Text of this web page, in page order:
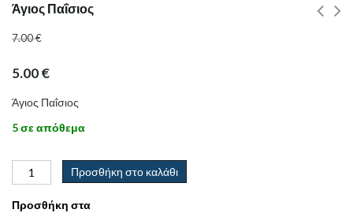
Άγιος Παΐσιος
7.00€
5.00€
Άγιος Παΐσιος
5 σε απόθεμα
Προσθήκη στο καλάθι
Προσθήκη στα